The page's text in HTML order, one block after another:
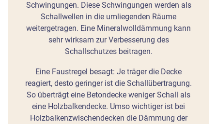
Schwingungen. Diese Schwingungen werden als
Schallwellen in die umliegenden Räume
weitergetragen. Eine Mineralwolldämmung kann
sehr wirksam zur Verbesserung des
Schallschutzes beitragen.
Eine Faustregel besagt: Je träger die Decke
reagiert, desto geringer ist die Schallübertragung.
So überträgt eine Betondecke weniger Schall als
eine Holzbalkendecke. Umso wichtiger ist bei
Holzbalkenzwischendecken die Dämmung der